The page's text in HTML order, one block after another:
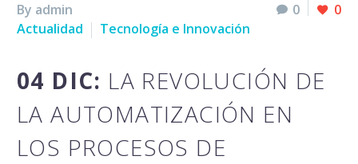
0 0
By admin
Actualidad
Tecnología e Innovación
04 DIC: LA REVOLUCIÓN DE
LA AUTOMATIZACIÓN EN
LOS PROCESOS DE